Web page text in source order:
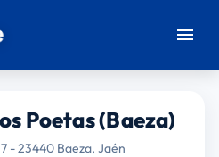
Poetas (Baeza)
- 23440 Baeza, Jaén